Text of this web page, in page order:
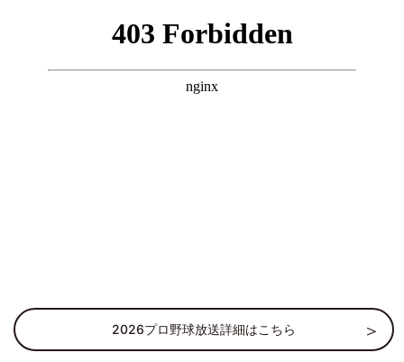
2026プロ野球放送詳細はこちら